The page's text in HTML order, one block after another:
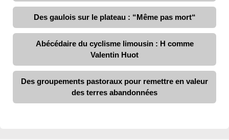
Des gaulois sur le plateau : “Même pas mort“
Abécédaire du cyclisme limousin : H comme
Valentin Huot
Des groupements pastoraux pour remettre en valeur
des terres abandonnées